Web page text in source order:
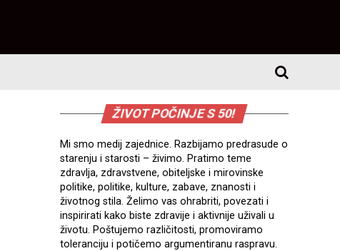
ŽIVOT POČINJE S 50!
Mi smo medij zajednice. Razbijamo predrasude o
starenju i starosti – živimo. Pratimo teme
zdravlja, zdravstvene, obiteljske i mirovinske
politike, politike, kulture, zabave, znanosti i
životnog stila. Želimo vas ohrabriti, povezati i
inspirirati kako biste zdravije i aktivnije uživali u
životu. Poštujemo različitosti, promoviramo
toleranciju i potičemo argumentiranu raspravu.